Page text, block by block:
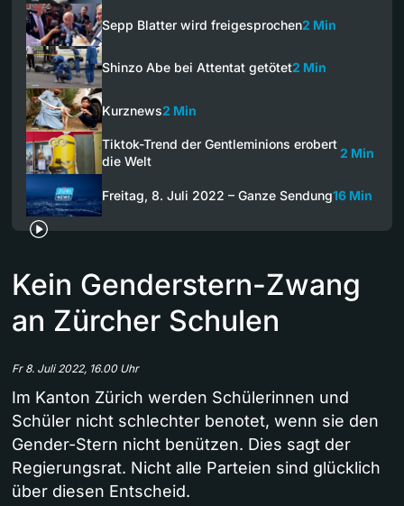
Sepp Blatter wird freigesprochen2 Min
Shinzo Abe bei Attentat getötet2 Min
Kurznews2 Min
Tiktok-Trend der Gentleminions erobert
die Welt
2 Min
Freitag, 8. Juli 2022 – Ganze Sendung16 Min
Kein Genderstern-Zwang
an Zürcher Schulen
Fr 8. Juli 2022, 16.00 Uhr
Im Kanton Zürich werden Schülerinnen und
Schüler nicht schlechter benotet, wenn sie den
Gender-Stern nicht benützen. Dies sagt der
Regierungsrat. Nicht alle Parteien sind glücklich
über diesen Entscheid.